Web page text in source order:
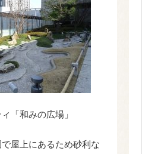
「和みの広場」
屋上にあるため砂利な